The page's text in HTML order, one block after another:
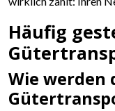
Häufig
Wie werden